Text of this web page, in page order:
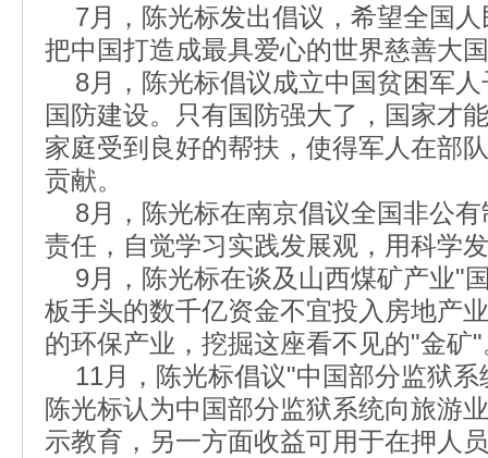
7月，陈光标发出倡议，希望全国人
把中国打造成最具爱心的世界慈善大
8月，陈光标倡议成立中国贫困军人
国防建设。只有国防强大了，国家才
家庭受到良好的帮扶，使得军人在部
贡献。
8月，陈光标在南京倡议全国非公有
责任，自觉学习实践发展观，用科学
9月，陈光标在谈及山西煤矿产业"
板手头的数千亿资金不宜投入房地产
的环保产业，挖掘这座看不见的"金矿
11月，陈光标倡议"中国部分监狱系
陈光标认为中国部分监狱系统向旅游
示教育，另一方面收益可用于在押人